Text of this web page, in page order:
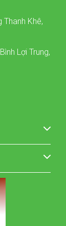
Thanh Khê,
Lợi Trung,